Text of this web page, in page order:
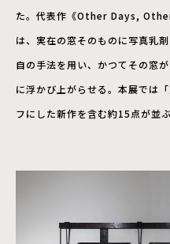
た。代表作《Other Days,
は、実在の窓そのものに写真乳
自の手法を用い、かつてその窓
に浮かび上がらせる。本展では
フにした新作を含む約15点が並ぶ